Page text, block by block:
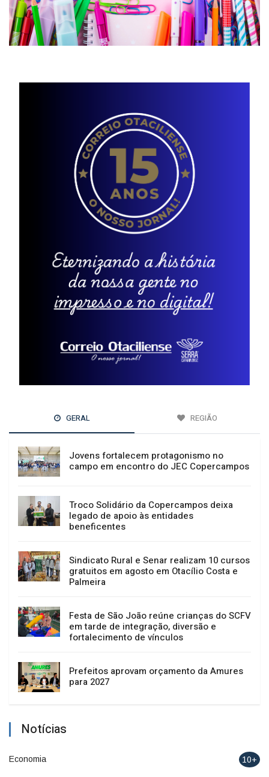
GERAL REGIÃO
Jovens fortalecem protagonismo no
campo em encontro do JEC Copercampos
Troco Solidário da Copercampos deixa
legado de apoio às entidades
beneficentes
Sindicato Rural e Senar realizam 10 cursos
gratuitos em agosto em Otacílio Costa e
Palmeira
Festa de São João reúne crianças do SCFV
em tarde de integração, diversão e
fortalecimento de vínculos
Prefeitos aprovam orçamento da Amures
para 2027
Notícias
Economia 10+